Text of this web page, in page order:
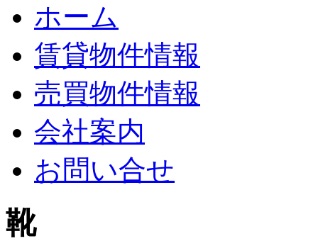
ホーム
賃貸物件情報
売買物件情報
会社案内
お問い合せ
靴